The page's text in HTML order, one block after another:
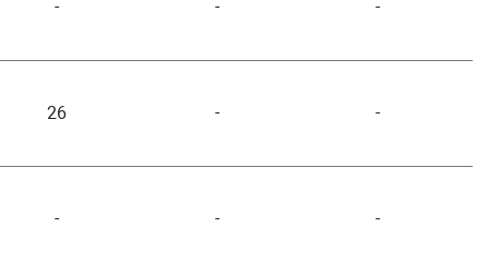
- - -
26 - -
- - -